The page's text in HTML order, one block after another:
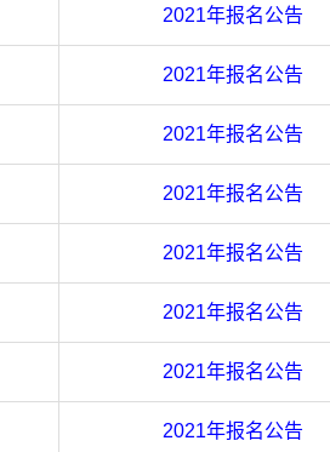
2021年报名公告
2021年报名公告
2021年报名公告
2021年报名公告
2021年报名公告
2021年报名公告
2021年报名公告
2021年报名公告